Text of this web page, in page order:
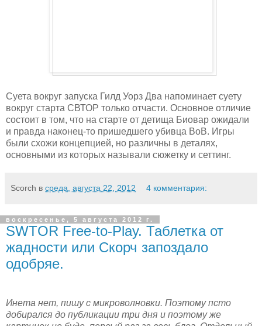
Суета вокруг запуска Гилд Уорз Два напоминает суету
вокруг старта СВТОР только отчасти. Основное отличие
состоит в том, что на старте от детища Биовар ожидали
и правда наконец-то пришедшего убивца ВоВ. Игры
были схожи концепцией, но различны в деталях,
основными из которых называли сюжетку и сеттинг.
Scorch в среда, августа 22, 2012 4 комментария:
воскресенье, 5 августа 2012 г.
SWTOR Free-to-Play. Таблетка от
жадности или Скорч запоздало
одобряе.
Инета нет, пишу с микроволновки. Поэтому псто
добирался до публикации три дня и поэтому же